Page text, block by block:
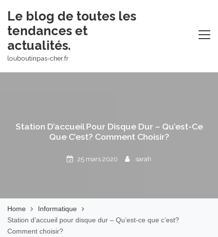
content
Le blog de toutes les
tendances et
actualités.
louboutinpas-cher.fr
Station D’accueil Pour Disque Dur – Qu’est-Ce
Que C’est? Comment Choisir?
25 mars 2020 sarah
Home
Informatique
Station d’accueil pour disque dur – Qu’est-ce que c’est?
Comment choisir?